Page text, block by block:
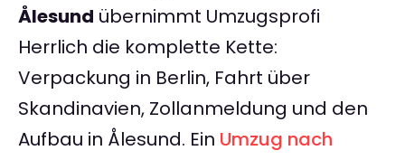
Ålesund übernimmt Umzugsprofi
Herrlich die komplette Kette:
Verpackung in Berlin, Fahrt über
Skandinavien, Zollanmeldung und den
Aufbau in Ålesund. Ein Umzug nach